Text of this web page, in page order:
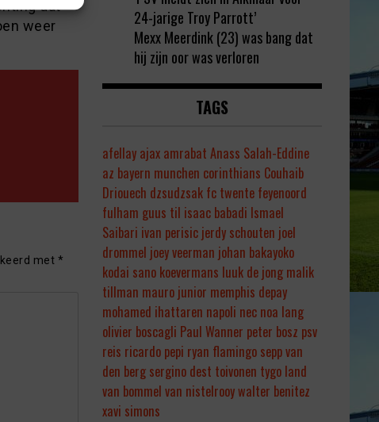
dat
weer
met *
24-jarige Troy Parrott’
Mexx Meerdink (23) was bang dat
hij zijn oor was verloren
TAGS
afellay ajax amrabat Anass Salah-Eddine
az bayern munchen corinthians Couhaib
Driouech dzsudzsak fc twente feyenoord
fulham guus til isaac babadi Ismael
Saibari ivan perisic jerdy schouten joel
drommel joey veerman johan bakayoko
kodai sano koevermans luuk de jong malik
tillman mauro junior memphis depay
mohamed ihattaren napoli nec noa lang
olivier boscagli Paul Wanner peter bosz psv
reis ricardo pepi ryan flamingo sepp van
den berg sergino dest toivonen tygo land
van bommel van nistelrooywalter benitez
xavi simons